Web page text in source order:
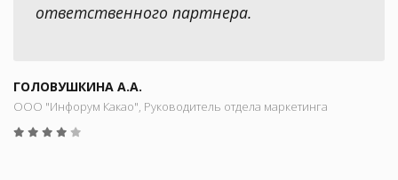
ответственного партнера.
ГОЛОВУШКИНА А.А.
ООО "Инфорум Какао", Руководитель отдела маркетинга